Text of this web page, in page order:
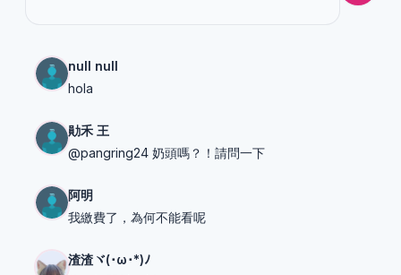
null null
hola
勛禾 王
@pangring24 奶頭嗎？！請問一下
阿明
我繳費了，為何不能看呢
渣渣ヾ(･ω･*)ﾉ